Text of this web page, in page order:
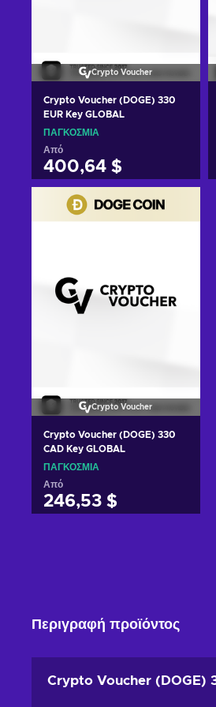
Crypto Voucher
Crypto Voucher (DOGE) 330
EUR Key GLOBAL
ΠΑΓΚΌΣΜΙΑ
Από
400,64 $
Προσθήκη στο καλάθι
Crypto Voucher
Crypto Voucher (DOGE) 330
CAD Key GLOBAL
ΠΑΓΚΌΣΜΙΑ
Από
246,53 $
Περιγραφή προϊόντος
Crypto Voucher (DOGE)